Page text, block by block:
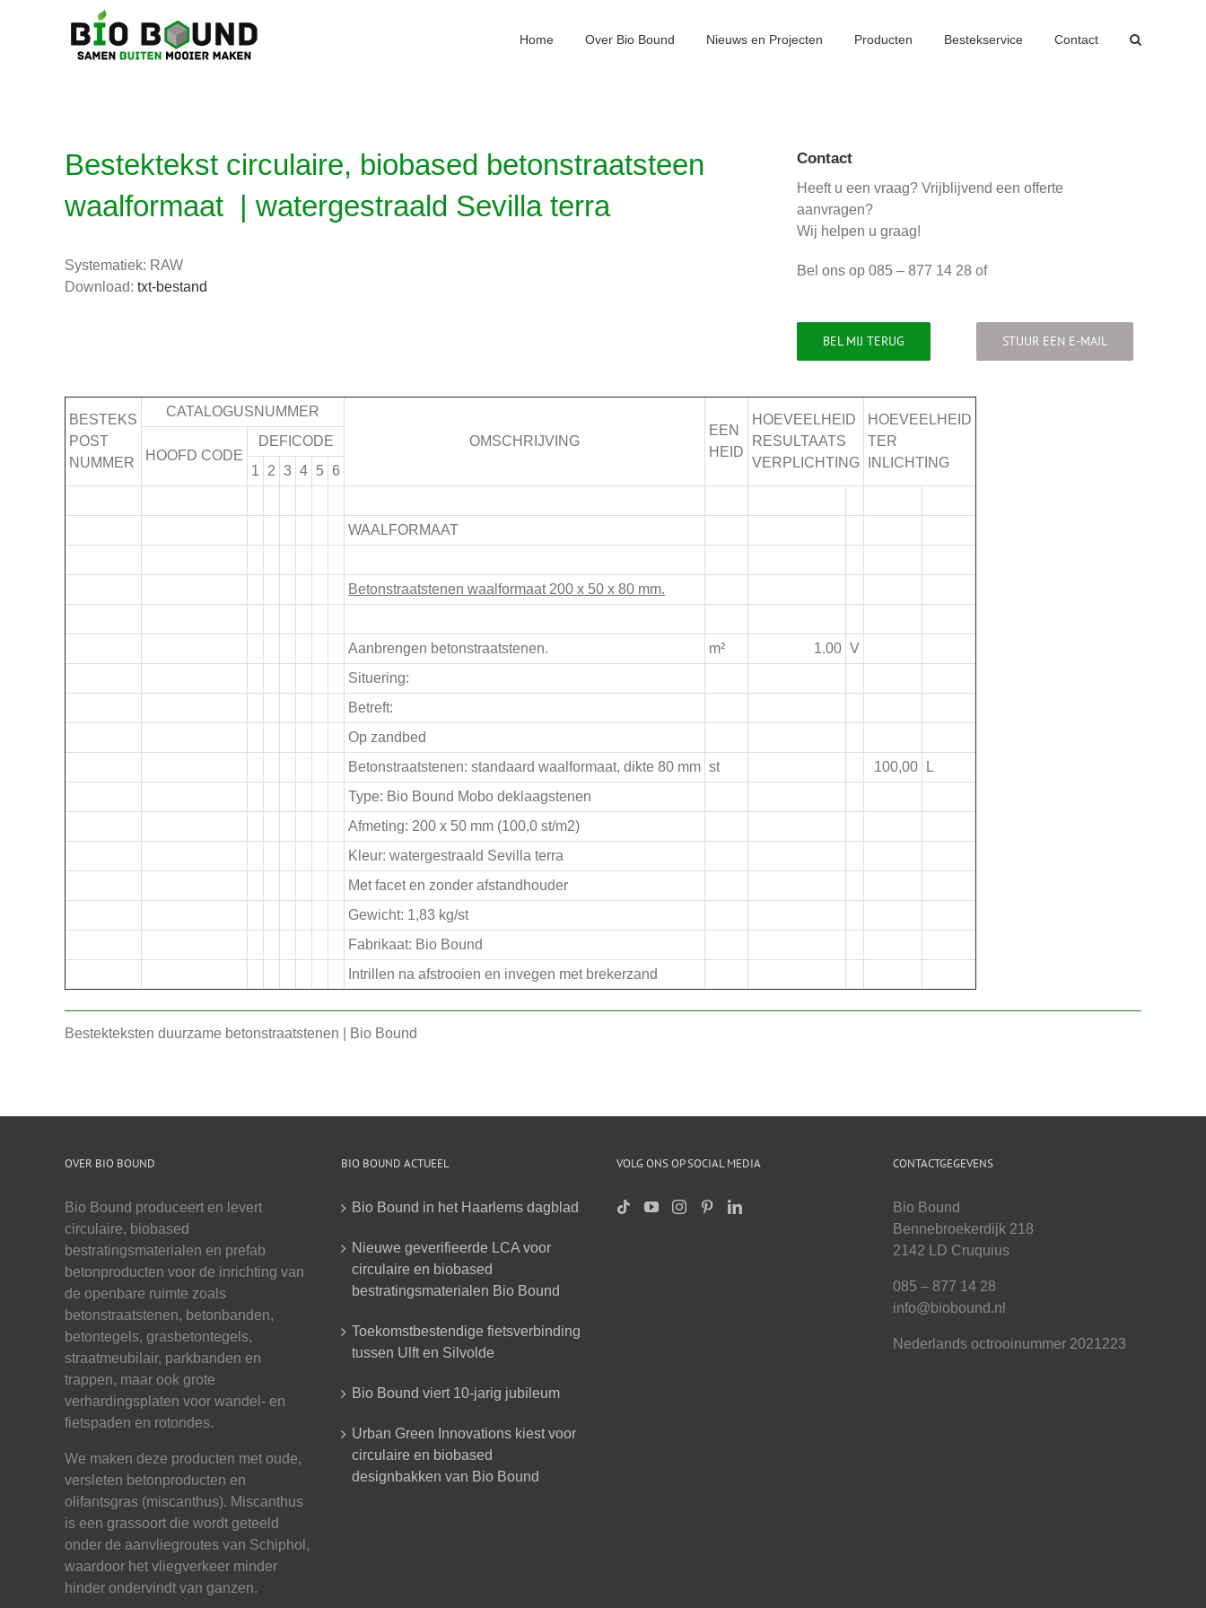
Home Over Bio Bound Nieuws en Projecten Producten Bestekservice Contact
Bestektekst circulaire, biobased betonstraatsteen
waalformaat | watergestraald Sevilla terra
Systematiek: RAW
Download: txt-bestand
Contact
Heeft u een vraag? Vrijblijvend een offerte
aanvragen?
Wij helpen u graag!
Bel ons op 085 – 877 14 28 of
BEL MIJ TERUG STUUR EEN E-MAIL
BESTEKS
POST
NUMMER
CATALOGUSNUMMER
OMSCHRIJVING
EEN
HEID
HOEVEELHEID
RESULTAATS
VERPLICHTING
HOEVEELHEID
TER
INLICHTING
HOOFD CODE
DEFICODE
1
2 3 4 5 6
WAALFORMAAT
Betonstraatstenen waalformaat 200 x 50 x 80 mm.
Aanbrengen betonstraatstenen.
m² 1.00 V
Situering:
Betreft:
Op zandbed
Betonstraatstenen: standaard waalformaat, dikte 80 mm st 100,00
L
Type: Bio Bound Mobo deklaagstenen
Afmeting: 200 x 50 mm (100,0 st/m2)
Kleur: watergestraald Sevilla terra
Met facet en zonder afstandhouder
Gewicht: 1,83 kg/st
Fabrikaat: Bio Bound
Intrillen na afstrooien en invegen met brekerzand
Bestekteksten duurzame betonstraatstenen | Bio Bound
OVER BIO BOUND
Bio Bound produceert en levert
circulaire, biobased
bestratingsmaterialen en prefab
betonproducten voor de inrichting van
de openbare ruimte zoals
betonstraatstenen, betonbanden,
betontegels, grasbetontegels,
straatmeubilair, parkbanden en
trappen, maar ook grote
verhardingsplaten voor wandel- en
fietspaden en rotondes.
We maken deze producten met oude,
versleten betonproducten en
olifantsgras (miscanthus). Miscanthus
is een grassoort die wordt geteeld
onder de aanvliegroutes van Schiphol,
waardoor het vliegverkeer minder
hinder ondervindt van ganzen.
BIO BOUND ACTUEEL
Bio Bound in het Haarlems dagblad
Nieuwe geverifieerde LCA voor
circulaire en biobased
bestratingsmaterialen Bio Bound
Toekomstbestendige fietsverbinding
tussen Ulft en Silvolde
Bio Bound viert 10-jarig jubileum
Urban Green Innovations kiest voor
circulaire en biobased
designbakken van Bio Bound
VOLG ONS OP SOCIAL MEDIA CONTACTGEGEVENS
Bio Bound
Bennebroekerdijk 218
2142 LD Cruquius
085 – 877 14 28
info@biobound.nl
Nederlands octrooinummer 2021223